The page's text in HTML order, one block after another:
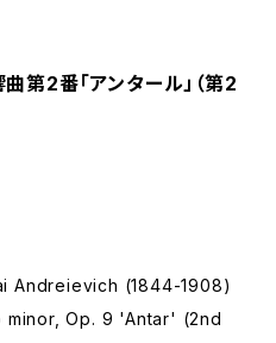
第2番「アンタール」（第2
Andreievich (1844-1908)
minor, Op. 9 'Antar' (2nd